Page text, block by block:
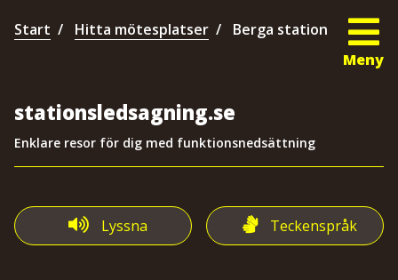
Start Hitta mötesplatser Berga station
stationsledsagning.se
Enklare resor för dig med funktionsnedsättning
Meny
Lyssna Teckenspråk